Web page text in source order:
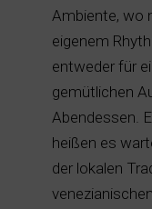
Ambiente, wo
eigenem
entweder für
gemütlichen
Abendessen.
heißen es
der lokalen